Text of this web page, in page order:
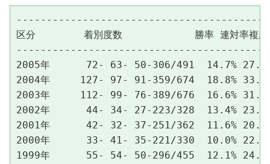
区分        着別度数            勝率 連対率複勝
2005年      72- 63- 50-306/491  14.7%
2004年     127- 97- 91-359/674  18.8%
2003年     112- 99- 76-389/676  16.6%
2002年      44- 34- 27-223/328  13.4%
2001年      42- 32- 37-251/362  11.6%
2000年      33- 41- 35-221/330  10.0%
1999年      55- 54- 50-296/455  12.1%